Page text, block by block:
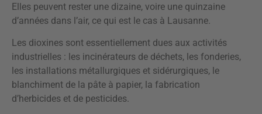
Elles peuvent rester une dizaine, voire une quinzaine
d’années dans l’air, ce qui est le cas à Lausanne.
Les dioxines sont essentiellement dues aux activités
industrielles : les incinérateurs de déchets, les fonderies,
les installations métallurgiques et sidérurgiques, le
blanchiment de la pâte à papier, la fabrication
d’herbicides et de pesticides.